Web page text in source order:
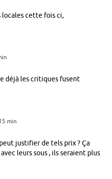
cette fois ci,
déjà les critiques fusent
min
justifier de tels prix ? Ça
leurs sous , ils seraient plus